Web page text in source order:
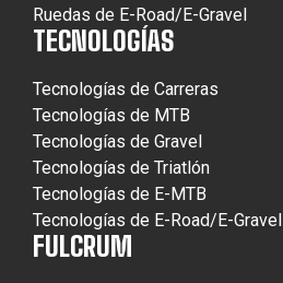
Ruedas de E-Road/E-Gravel
TECNOLOGÍAS
Tecnologías de Carreras
Tecnologías de MTB
Tecnologías de Gravel
Tecnologías de Triatlón
Tecnologías de E-MTB
Tecnologías de E-Road/E-Gravel
FULCRUM